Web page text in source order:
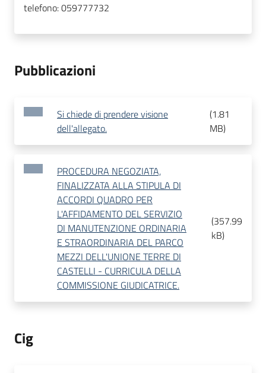
telefono:059777732
Pubblicazioni
Si chiede di prendere visione
dell'allegato.
(1.81
MB)
PROCEDURA NEGOZIATA,
FINALIZZATA ALLA STIPULA DI
ACCORDI QUADRO PER
L'AFFIDAMENTO DEL SERVIZIO
DI MANUTENZIONE ORDINARIA
E STRAORDINARIA DEL PARCO
MEZZI DELL'UNIONE TERRE DI
CASTELLI - CURRICULA DELLA
COMMISSIONE GIUDICATRICE.
(357.99
kB)
Cig